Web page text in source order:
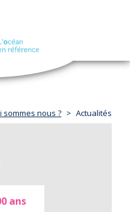
navigation
sommes nous ? Actualités
ans